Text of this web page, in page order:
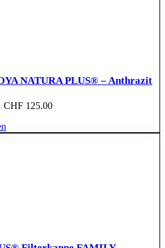
NATURA PLUS® – Anthrazit
CHF 125.00